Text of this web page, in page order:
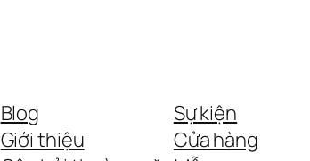
Blog
Giới thiệu
Sự kiện
Cửa hàng